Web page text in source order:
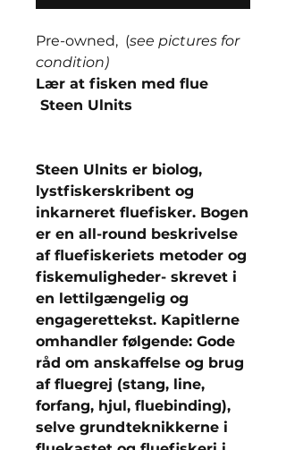
Pre-owned, (see pictures for
condition)
Lær at fisken med flue
Steen Ulnits
Steen Ulnits er biolog,
lystfiskerskribent og
inkarneret fluefisker. Bogen
er en all-round beskrivelse
af fluefiskeriets metoder og
fiskemuligheder- skrevet i
en lettilgængelig og
engagerettekst. Kapitlerne
omhandler følgende: Gode
råd om anskaffelse og brug
af fluegrej (stang, line,
forfang, hjul, fluebinding),
selve grundteknikkerne i